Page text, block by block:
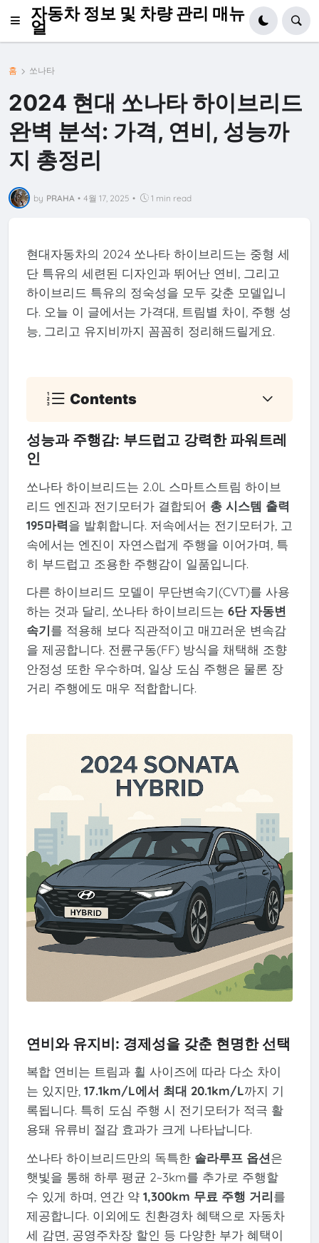
자동차 정보 및 차량 관리 매뉴
얼
홈 쏘나타
2024 현대 쏘나타 하이브리드
완벽 분석: 가격, 연비, 성능까
지 총정리
by PRAHA • 4월 17, 2025 • 1 min read
현대자동차의 2024 쏘나타 하이브리드는 중형 세
단 특유의 세련된 디자인과 뛰어난 연비, 그리고
하이브리드 특유의 정숙성을 모두 갖춘 모델입니
다. 오늘 이 글에서는 가격대, 트림별 차이, 주행 성
능, 그리고 유지비까지 꼼꼼히 정리해드릴게요.
Contents
성능과 주행감: 부드럽고 강력한 파워트레
인
쏘나타 하이브리드는 2.0L 스마트스트림 하이브
리드 엔진과 전기모터가 결합되어 총 시스템 출력
195마력을 발휘합니다. 저속에서는 전기모터가, 고
속에서는 엔진이 자연스럽게 주행을 이어가며, 특
히 부드럽고 조용한 주행감이 일품입니다.
다른 하이브리드 모델이 무단변속기(CVT)를 사용
하는 것과 달리, 쏘나타 하이브리드는 6단 자동변
속기를 적용해 보다 직관적이고 매끄러운 변속감
을 제공합니다. 전륜구동(FF) 방식을 채택해 조향
안정성 또한 우수하며, 일상 도심 주행은 물론 장
거리 주행에도 매우 적합합니다.
연비와 유지비: 경제성을 갖춘 현명한 선택
복합 연비는 트림과 휠 사이즈에 따라 다소 차이
는 있지만, 17.1km/L에서 최대 20.1km/L까지 기
록됩니다. 특히 도심 주행 시 전기모터가 적극 활
용돼 유류비 절감 효과가 크게 나타납니다.
쏘나타 하이브리드만의 독특한 솔라루프 옵션은
햇빛을 통해 하루 평균 2~3km를 추가로 주행할
수 있게 하며, 연간 약 1,300km 무료 주행 거리를
제공합니다. 이외에도 친환경차 혜택으로 자동차
세 감면, 공영주차장 할인 등 다양한 부가 혜택이